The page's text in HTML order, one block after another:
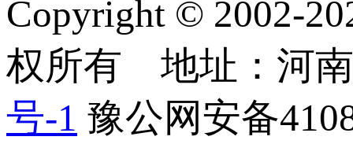
Copyright © 2002-
权所有 地址：河
号-1 豫公网安备